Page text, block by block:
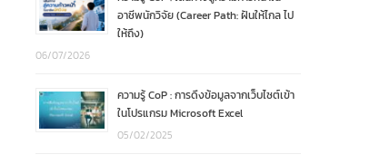
อาชีพนักวิจัย (Career Path: ฝันให้ไกล ไป
ให้ถึง)
06/07/2026
ความรู้ CoP : การดึงข้อมูลจากเว็บไซต์เข้า
ในโปรแกรม Microsoft Excel
05/02/2025